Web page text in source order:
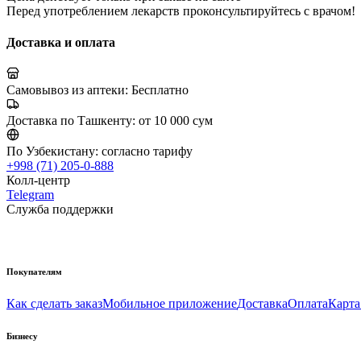
Перед употреблением лекарств проконсультируйтесь с врачом!
Доставка и оплата
Самовывоз из аптеки: Бесплатно
Доставка по Ташкенту: от 10 000 сум
По Узбекистану: согласно тарифу
+998 (71) 205-0-888
Колл-центр
Telegram
Служба поддержки
Покупателям
Как сделать заказМобильное приложениеДоставкаОплата
Бизнесу